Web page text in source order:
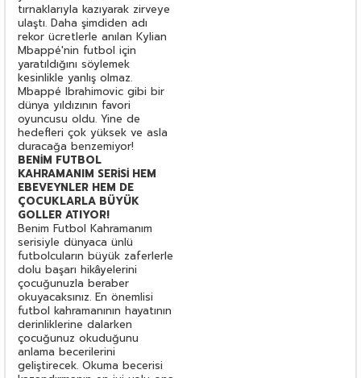
tırnaklarıyla kazıyarak zirveye
ulaştı. Daha şimdiden adı
rekor ücretlerle anılan Kylian
Mbappé'nin futbol için
yaratıldığını söylemek
kesinlikle yanlış olmaz.
Mbappé Ibrahimovic gibi bir
dünya yıldızının favori
oyuncusu oldu. Yine de
hedefleri çok yüksek ve asla
duracağa benzemiyor!
BENİM FUTBOL
KAHRAMANIM SERİSİ HEM
EBEVEYNLER HEM DE
ÇOCUKLARLA BÜYÜK
GOLLER ATIYOR!
Benim Futbol Kahramanım
serisiyle dünyaca ünlü
futbolcuların büyük zaferlerle
dolu başarı hikâyelerini
çocuğunuzla beraber
okuyacaksınız. En önemlisi
futbol kahramanının hayatının
derinliklerine dalarken
çocuğunuz okuduğunu
anlama becerilerini
geliştirecek. Okuma becerisi